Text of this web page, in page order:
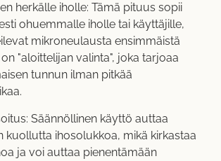
herkälle iholle: Tämä pituus sopii
ohuemmalle iholle tai käyttäjille,
mikroneulausta ensimmäistä
on "aloittelijan valinta", joka tarjoaa
tunnun ilman pitkää
Säännöllinen käyttö auttaa
kuollutta ihosolukkoa, mikä kirkastaa
ja voi auttaa pienentämään